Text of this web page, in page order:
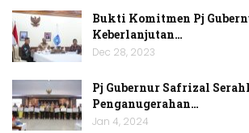
Bukti Komitmen Pj
Keberlanjutan…
Dec 28, 2023
Pj Gubernur Safrizal
Penganugerahan…
Jan 4, 2024